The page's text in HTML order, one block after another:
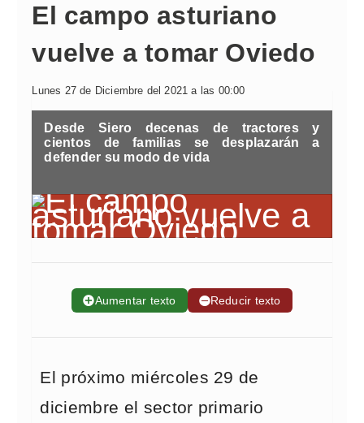
El campo asturiano
vuelve a tomar Oviedo
Lunes 27 de Diciembre del 2021 a las 00:00
Desde Siero decenas de tractores y
cientos de familias se desplazarán a
defender su modo de vida
➕Aumentar texto ➖Reducir texto
El próximo miércoles 29 de
diciembre el sector primario